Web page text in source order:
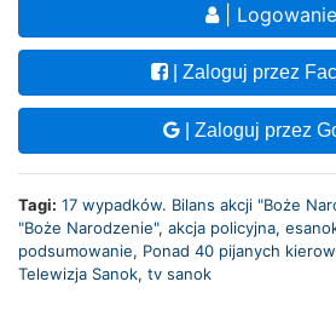
| Logowanie
| Zaloguj przez
| Zaloguj przez
Tagi: 17 wypadków. Bilans akcji "Boże
"Boże Narodzenie", akcja policyjna,
podsumowanie, Ponad 40 pijanych
Telewizja Sanok, tv sanok